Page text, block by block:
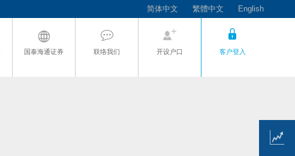
简体中文 繁體中文 English
国泰海通证券 联络我们 开设户口 客户登入